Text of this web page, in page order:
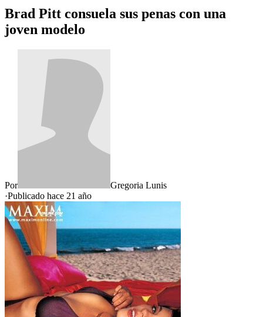
Brad Pitt consuela sus penas con una
joven modelo
Por
Gregoria Lunis
·Publicado hace 21 año